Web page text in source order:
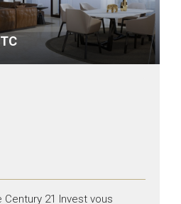
Century 21 Invest vous